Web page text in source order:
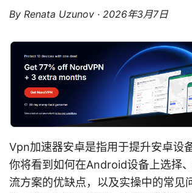
By Renata Uzunov · 2026年3月7日
Vpn加速器安卓是指用于提升安卓设
你将看到如何在Android设备上选择
流方案的优缺点，以及实操中的常见